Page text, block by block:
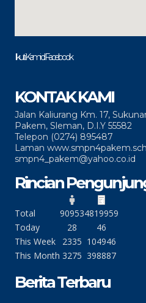
Ikuti Kami di Facebook
KONTAK KAMI
Jalan Kaliurang Km. 17,
Pakem, Sleman, D.I.Y 55582
Telepon (0274) 895487
Laman
smpn4_pakem@yahoo.co.id
Rincian
Total 909534819959
Today
28
46
This Week
2335 104946
This Month 3275 398887
Berita Terbaru